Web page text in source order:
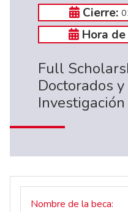
Cierre:
Hora
Full
Doctorados
Nombre de la beca